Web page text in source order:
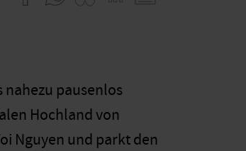
nahezu pausenlos
Hochland von
Nguyen und parkt den